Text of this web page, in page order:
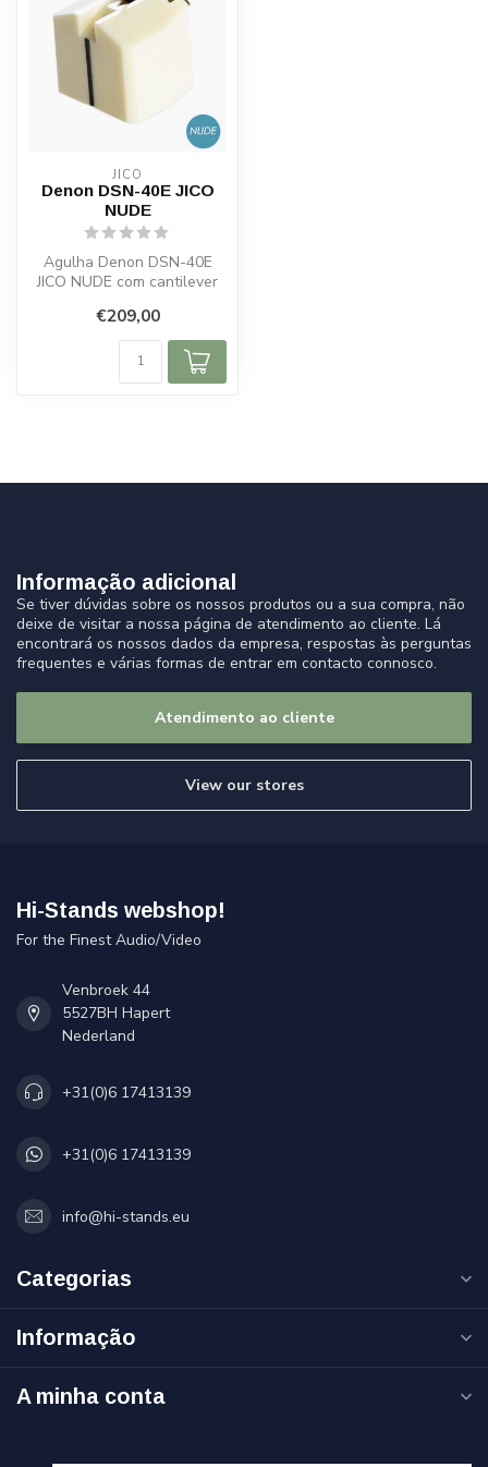
JICO
Denon DSN-40E JICO
NUDE
Agulha Denon DSN-40E
JICO NUDE com cantilever
NUDE....
€209,00
Informação adicional
Se tiver dúvidas sobre os nossos produtos ou a sua compra, não
deixe de visitar a nossa página de atendimento ao cliente. Lá
encontrará os nossos dados da empresa, respostas às perguntas
frequentes e várias formas de entrar em contacto connosco.
Atendimento ao cliente
View our stores
Hi-Stands webshop!
For the Finest Audio/Video
Venbroek 44
5527BH Hapert
Nederland
+31(0)6 17413139
+31(0)6 17413139
info@hi-stands.eu
Categorias
Informação
A minha conta